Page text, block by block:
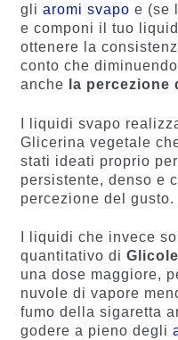
gli aromi svapo e (se
e componi il tuo
ottenere la
conto che
anche
la percezione
I liquidi svapo
Glicerina vegetale
stati ideati proprio
persistente, denso e
percezione del gusto.
I liquidi che invece
quantitativo di
una dose maggiore,
nuvole di vapore
fumo della sigaretta
godere a pieno degli